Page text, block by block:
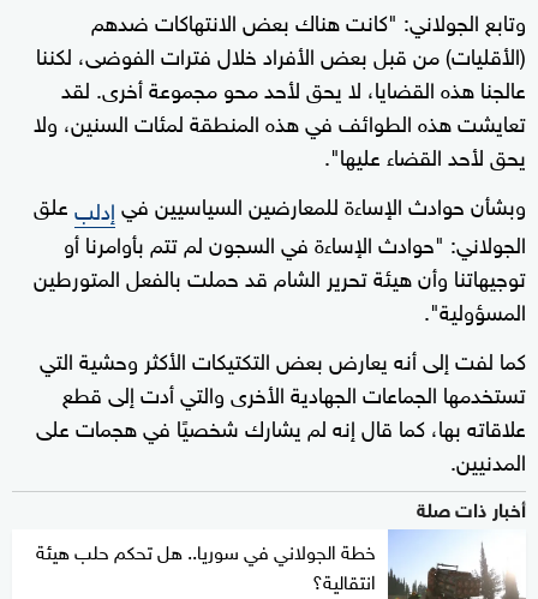
وتابع الجولاني: "كانت هناك بعض الانتهاكات ضدهم
(الأقليات) من قبل بعض الأفراد خلال فترات الفوضى، لكننا
عالجنا هذه القضايا، لا يحق لأحد محو مجموعة أخرى. لقد
تعايشت هذه الطوائف في هذه المنطقة لمئات السنين، ولا
يحق لأحد القضاء عليها".
وبشأن حوادث الإساءة للمعارضين السياسيين فيإدلبعلق
الجولاني: "حوادث الإساءة في السجون لم تتم بأوامرنا أو
توجيهاتنا وأن هيئة تحرير الشام قد حملت بالفعل المتورطين
المسؤولية".
كما لفت إلى أنه يعارض بعض التكتيكات الأكثر وحشية التي
تستخدمها الجماعات الجهادية الأخرى والتي أدت إلى قطع
علاقاته بها، كما قال إنه لم يشارك شخصيًا في هجمات على
المدنيين.
أخبار ذات صلة
خطة الجولاني في سوريا.. هل تحكم حلب هيئة
انتقالية؟